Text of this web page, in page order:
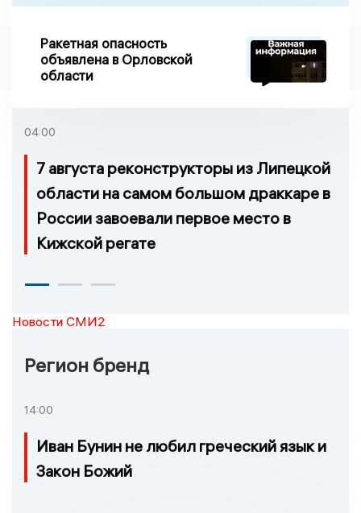
Ракетная опасность
объявлена в Орловской
области
04:00
7 августа реконструкторы из Липецкой
области на самом большом драккаре в
России завоевали первое место в
Кижской регате
Новости СМИ2
Регион бренд
14:00
Иван Бунин не любил греческий язык и
Закон Божий